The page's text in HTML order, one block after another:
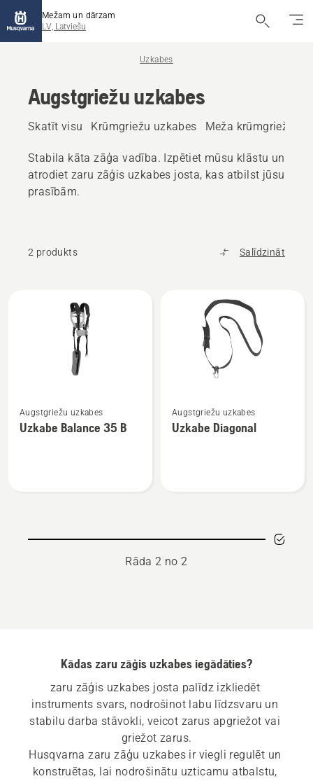
Mežam un dārzam
LV, Latviešu
Uzkabes
Augstgriežu uzkabes
Skatīt visu Krūmgriežu uzkabes Meža krūmgriežu
Stabila kāta zāģa vadība. Izpētiet mūsu klāstu un
atrodiet zaru zāģis uzkabes josta, kas atbilst jūsu
prasībām.
2 produkts Salīdzināt
vairāk
informācijas
Augstgriežu uzkabes
Uzkabe Balance 35 B
vairāk
informācijas
Augstgriežu uzkabes
Uzkabe Diagonal
Rāda 2 no 2
Kādas zaru zāģis uzkabes iegādāties?
zaru zāģis uzkabes josta palīdz izkliedēt
instruments svars, nodrošinot labu līdzsvaru un
stabilu darba stāvokli, veicot zarus apgriežot vai
griežot zarus.
Husqvarna zaru zāģu uzkabes ir viegli regulēt un
konstruētas, lai nodrošinātu uzticamu atbalstu,